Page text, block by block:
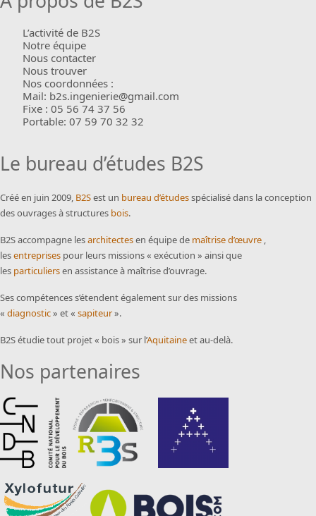
L’activité de B2S
Notre équipe
Nous contacter
Nous trouver
Nos coordonnées :
Mail: b2s.ingenierie@gmail.com
Fixe : 05 56 74 37 56
Portable: 07 59 70 32 32
Le bureau d’études B2S
Créé en juin 2009, B2Sest un bureau d’étudesspécialisé dans la conception
des ouvrages à structures bois.
B2S accompagne lesarchitectesen équipe de maîtrise d’œuvre ,
lesentreprises pour leurs missions « exécution » ainsi que
les particuliersen assistance à maîtrise d’ouvrage.
Ses compétences s’étendent également sur des missions
« diagnostic» et « sapiteur».
B2S étudie tout projet « bois » sur l’Aquitaineet au-delà.
Nos partenaires